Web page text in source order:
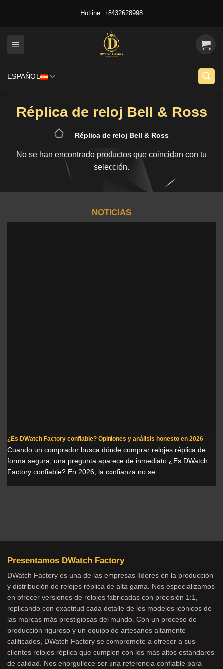
Hotline: +8432628998
ESPAÑOL
Réplica de reloj Bell & Ross
- Réplica de reloj Bell & Ross
No se han encontrado productos que coincidan con tu
selección.
NOTICIAS
¿Es DWatch Factory confiable? Opiniones y análisis honesto en 2026
Cuando un comprador busca dónde comprar relojes réplica de
forma segura, una pregunta aparece de inmediato:¿Es DWatch
Factory confiable? En 2026, la confianza no se...
Presentamos DWatch Factory
DWatch Factory es una de las empresas líderes en la producción
y distribución de relojes réplica de alta gama. Nos especializamos
en ofrecer versiones de relojes fabricadas con precisión 1:1,
replicando con exactitud cada detalle de los modelos icónicos de
las marcas más prestigiosas del mundo. Con un proceso de
producción riguroso y un equipo de artesanos altamente
calificados, DWatch Factory se compromete a ofrecer a sus
clientes relojes réplica que cumplen con los más altos estándares
de calidad. Nos enorgullece ser una referencia confiable para